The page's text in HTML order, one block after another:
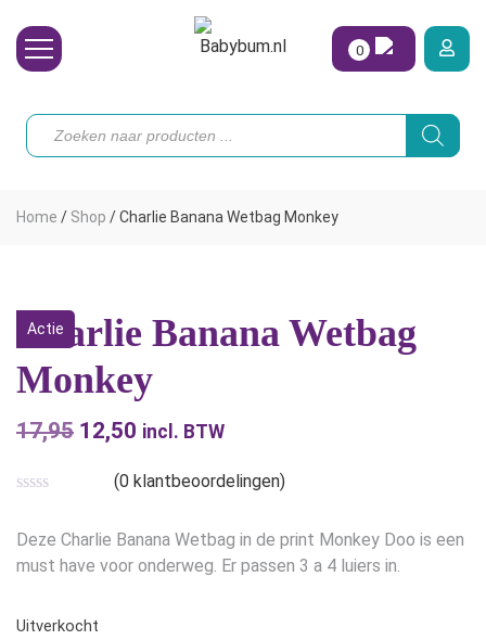
Toebehoren
Onze merken
Hoe begin ik?
0
Producten
zoeken
Home / Shop /Charlie Banana Wetbag Monkey
Actie
Charlie Banana Wetbag
Monkey
17,95 Oorspronkelijke
was:
€17,95.
12,50 Huidige
€12,50.
incl. BTW
(0 klantbeoordelingen)
Deze Charlie Banana Wetbag in de print Monkey Doo is een
must have voor onderweg. Er passen 3 a 4 luiers in.
Uitverkocht